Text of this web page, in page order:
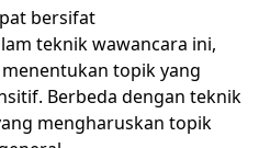
bersifat
teknik wawancara ini,
topik yang
Berbeda dengan teknik
mengharuskan topik